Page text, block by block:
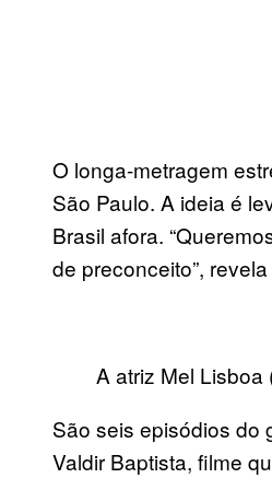
O longa-metragem
São Paulo. A ideia é
Brasil afora.
de preconceito”,
A atriz Mel
São seis episódios do
Valdir Baptista, filme